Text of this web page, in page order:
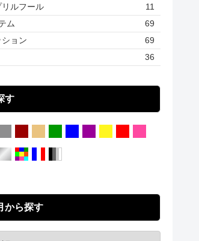
リルフール
11
ム
69
ョン
69
36
す
から探す